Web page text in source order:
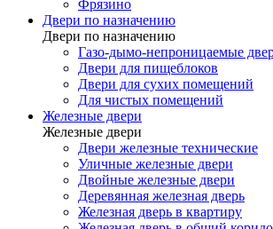
Фрязино
Двери по назначению
Двери по назначению
Газо-дымо-непроницаемые
Двери для пищеблоков
Двери для сухих помещений
Для чистых помещений
Железные двери
Железные двери
Двери железные технические
Уличные железные двери
Двойные железные двери
Деревянная железная дверь
Железная дверь в квартиру